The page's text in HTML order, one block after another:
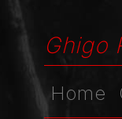
Ghigo
Home